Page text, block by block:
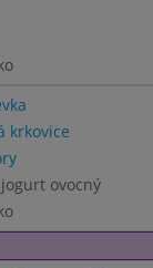
krkovice
ovocný